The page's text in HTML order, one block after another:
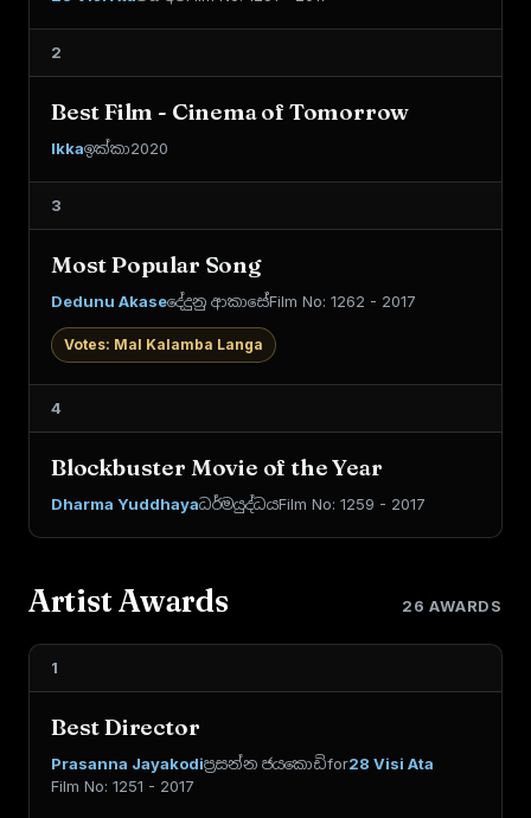
2
Best Film - Cinema of Tomorrow
Ikkaඉක්කා2020
3
Most Popular Song
Dedunu Akaseදේදුනු ආකාසේFilm No: 1262 - 2017
Votes: Mal Kalamba Langa
4
Blockbuster Movie of the Year
Dharma Yuddhayaධර්මයුද්ධයFilm No: 1259 - 2017
Artist Awards 26 AWARDS
1
Best Director
Prasanna Jayakodiප්‍රසන්න ජයකොඩිfor28 Visi Ata
Film No: 1251 - 2017